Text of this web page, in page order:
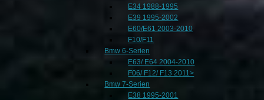
E34 1988-1995
E39 1995-2002
E60/E61 2003-2010
F10/F11
Bmw 6-Serien
E63/ E64 2004-2010
F06/ F12/ F13 2011>
Bmw 7-Serien
E38 1995-2001